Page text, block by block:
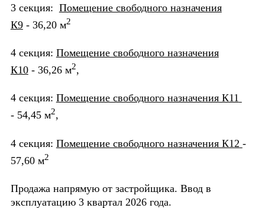
3 секция: Помещение свободного назначения
К9- 36,20 м2
4 секция: Помещение свободного назначения
К10- 36,26 м2,
4 секция: Помещение свободного назначения К11
- 54,45 м2,
4 секция: Помещение свободного назначения К12 -
57,60 м2
Продажа напрямую от застройщика. Ввод в
эксплуатацию 3 квартал 2026 года.